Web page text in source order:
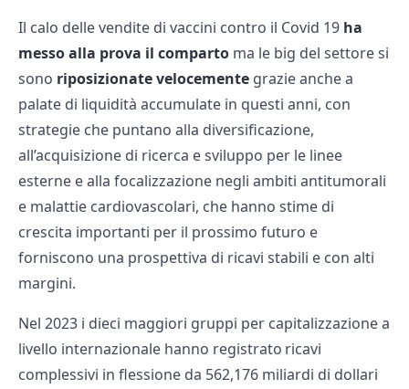
Il calo delle vendite di vaccini contro il Covid 19 ha
messo alla prova il comparto ma le big del settore si
sono riposizionate velocemente grazie anche a
palate di liquidità accumulate in questi anni, con
strategie che puntano alla diversificazione,
all’acquisizione di ricerca e sviluppo per le linee
esterne e alla focalizzazione negli ambiti antitumorali
e malattie cardiovascolari, che hanno stime di
crescita importanti per il prossimo futuro e
forniscono una prospettiva di ricavi stabili e con alti
margini.
Nel 2023 i dieci maggiori gruppi per capitalizzazione a
livello internazionale hanno registrato ricavi
complessivi in flessione da 562,176 miliardi di dollari